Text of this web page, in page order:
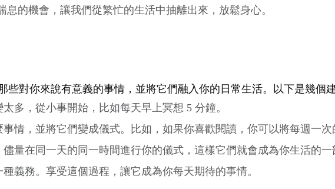
息的機會，讓我們從繁忙的生活中抽離出來，放鬆身心。
些對你來說有意義的事情，並將它們融入你的日常生活。以下是幾個建
多，從小事開始，比如每天早上冥想 5 分鐘。
情，並將它們變成儀式。比如，如果你喜歡閱讀，你可以將每週一次
量在同一天的同一時間進行你的儀式，這樣它們就會成為你生活的一
義務。享受這個過程，讓它成為你每天期待的事情。